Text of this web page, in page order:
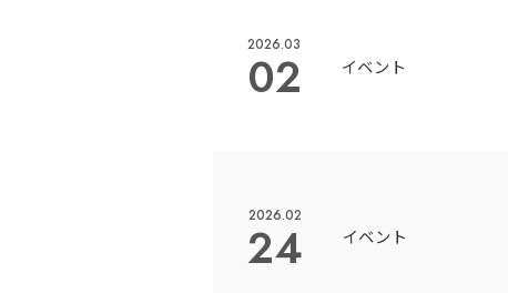
2026.03
02 イベント
2026.02
24 イベント